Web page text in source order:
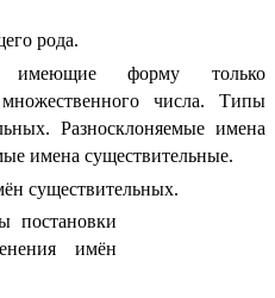
рода.
имеющие форму только
числа. Типы
Разносклоняемые имена
имена существительные.
существительных.
постановки
имён